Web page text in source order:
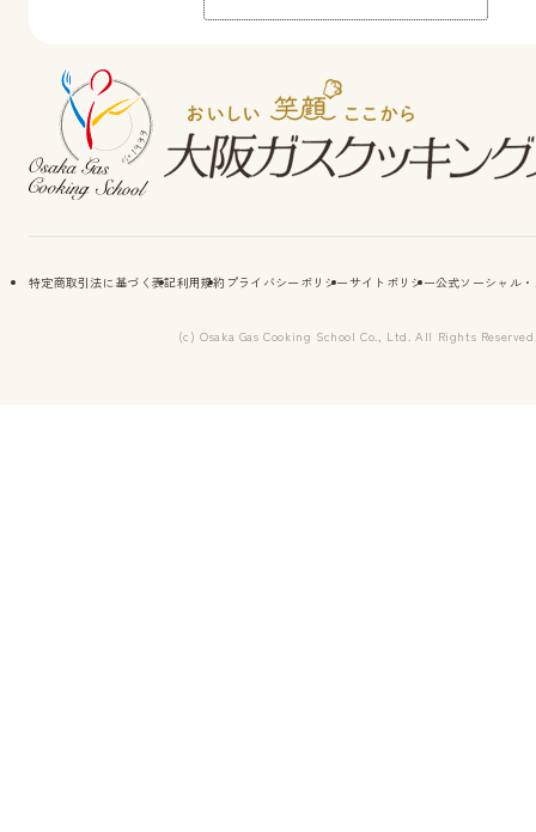
特定商取引法に基づく表記利用規約 プライバシーポリシーサイトポリシー公式ソーシャル
(c) Osaka Gas Cooking School Co., Ltd. All Rights